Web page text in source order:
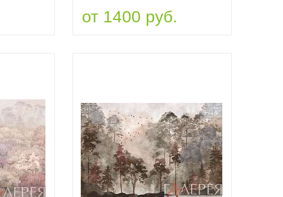
от 1400 руб.